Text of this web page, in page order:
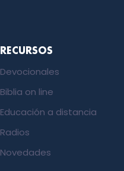
RECURSOS
Devocionales
Biblia on line
Educación a distancia
Radios
Novedades